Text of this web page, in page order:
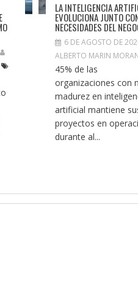
LA INTELIGENCIA
EVOLUCIONA JUNTO
NECESIDADES DEL
6 DE AGOSTO DE
ALBERTO MARIN
45% de las
organizaciones con
madurez en
artificial mantiene
proyectos en
durante al...